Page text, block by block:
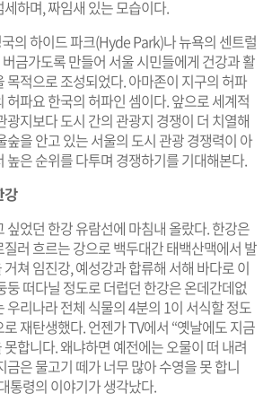
하며, 짜임새 있는 모습이다.
의 하이드 파크(Hyde Park)나 뉴욕의 센트럴
금가도록 만들어 서울 시민들에게 건강과 활
목적으로 조성되었다. 아마존이 지구의 허파
허파요 한국의 허파인 셈이다. 앞으로 세계적
광지보다 도시 간의 관광지 경쟁이 더 치열해
숲을 안고 있는 서울의 도시 관광 경쟁력이 아
높은 순위를 다투며 경쟁하기를 기대해본다.
강
싶었던 한강 유람선에 마침내 올랐다. 한강은
러 흐르는 강으로 백두대간 태백산맥에서 발
쳐 임진강, 예성강과 합류해 서해 바다로 이
둥 떠다닐 정도로 더럽던 한강은 온데간데없
우리나라 전체 식물의 4분의 1이 서식할 정도
재탄생했다. 언젠가 TV에서 “옛날에도 지금
합니다. 왜냐하면 예전에는 오물이 떠 내려
금은 물고기 떼가 너무 많아 수영을 못 합니
통령의 이야기가 생각났다.